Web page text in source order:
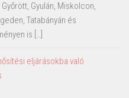
Gyulán, Miskolcon,
Tatabányán és
is […]
eljárásokba való